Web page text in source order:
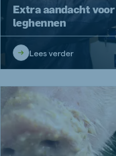
Extra aandacht
leghennen
Lees verder